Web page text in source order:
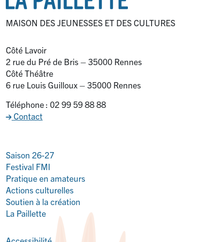
MAISON DES JEUNESSES ET DES CULTURES
Côté Lavoir
2 rue du Pré de Bris – 35000 Rennes
Côté Théâtre
6 rue Louis Guilloux – 35000 Rennes
Téléphone : 02 99 59 88 88
Contact
Saison 26-27
Festival FMI
Pratique en amateurs
Actions culturelles
Soutien à la création
La Paillette